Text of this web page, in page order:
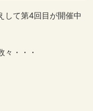
して第4回目が開催中
々・・・